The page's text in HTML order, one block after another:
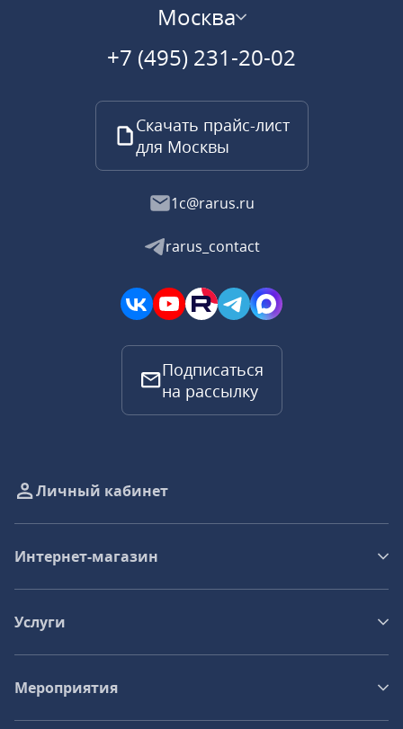
Москва
+7 (495) 231-20-02
Скачать прайс-лист
для Москвы
1c@rarus.ru
rarus_contact
Подписаться
на рассылку
Личный кабинет
Интернет-магазин
Услуги
Мероприятия